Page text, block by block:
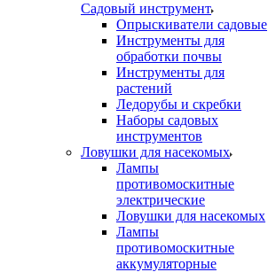
Садовый инструмент
Опрыскиватели садовые
Инструменты для
обработки почвы
Инструменты для
растений
Ледорубы и скребки
Наборы садовых
инструментов
Ловушки для насекомых
Лампы
противомоскитные
электрические
Ловушки для насекомых
Лампы
противомоскитные
аккумуляторные